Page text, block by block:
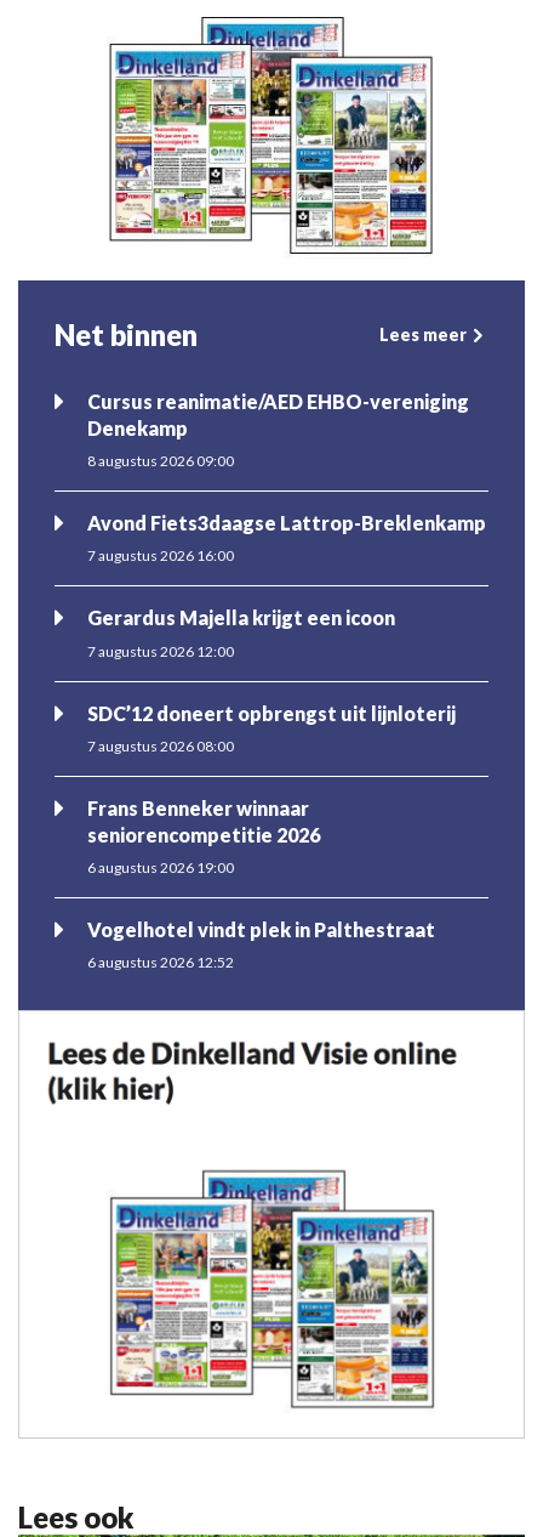
Net binnen Lees meer
Cursus reanimatie/AED EHBO-vereniging
Denekamp
8 augustus 2026 09:00
Avond Fiets3daagse Lattrop-Breklenkamp
7 augustus 2026 16:00
Gerardus Majella krijgt een icoon
7 augustus 2026 12:00
SDC’12 doneert opbrengst uit lijnloterij
7 augustus 2026 08:00
Frans Benneker winnaar
seniorencompetitie 2026
6 augustus 2026 19:00
Vogelhotel vindt plek in Palthestraat
6 augustus 2026 12:52
Lees ook